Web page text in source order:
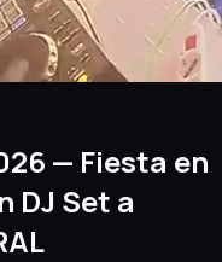
— Fiesta en
DJ Set a